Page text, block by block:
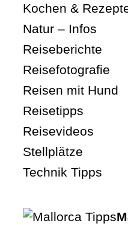
Kochen &
Natur – Infos
Reiseberichte
Reisefotografie
Reisen mit Hund
Reisetipps
Reisevideos
Stellplätze
Technik Tipps